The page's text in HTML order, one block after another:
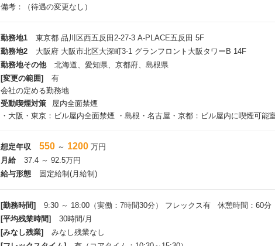
◆ハピチャン制度：上限2,000円 / 月
- 偶発的な出会い、部門を超えたコミュニケーションを積極的に支援すること
資する費用を補助
◆表彰制度
- 社長賞、CEO賞、CTO賞、新人賞等（賞金あり）
◆LOCKER制度（備品貸し出し制度）
- 会社保有の撮影機材や最新のデバイスなどを無料でレンタル可能
◆資格取得支援
備考：（待遇の変更なし）
勤務地1
東京都 品川区西五反田2-27-3 A-PLACE五反田 5F
勤務地2
大阪府 大阪市北区大深町3-1 グランフロント大阪タワーB 14F
勤務地その他
北海道、愛知県、京都府、島根県
[変更の範囲]
有
会社の定める勤務地
受動喫煙対策
屋内全面禁煙
・大阪・東京：ビル屋内全面禁煙 ・島根・名古屋・京都：ビル屋内に喫煙可能
想定年収 550 ～ 1200 万円
月給
37.4 ～ 92.5万円
給与形態
固定給制(月給制)
[勤務時間]
9:30 ～ 18:00（実働：7時間30分） フレックス有 休憩時間：60分
[平均残業時間]
30時間/月
[みなし残業]
みなし残業なし